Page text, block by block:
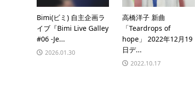
Bimi(ビミ) 自主企画ラ
イブ『Bimi Live Galley
#06 -Je...
2026.01.30
高橋洋子 新曲
「Teardrops of
hope」 2022年12月19
日デ...
2022.10.17